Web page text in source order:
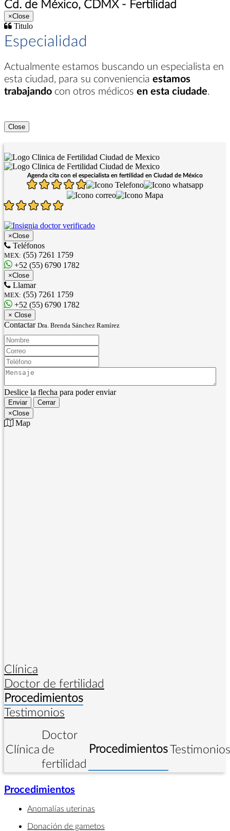
Cd. de México, CDMX - Fertilidad
×Close
Titulo
Especialidad
Actualmente estamos buscando un especialista en
esta ciudad, para su conveniencia estamos
trabajando con otros médicos en esta ciudade.
Close
Agenda cita con el especialista en fertilidad en Ciudad de México
×Close
Teléfonos
MEX: (55) 7261 1759
+52 (55) 6790 1782
×Close
Llamar
MEX: (55) 7261 1759
+52 (55) 6790 1782
× Close
Contactar Dra. Brenda Sánchez Ramírez
Nombre:
Correo:
Teléfono:
Mensaje:
Deslice la flecha para poder enviar
Enviar
Cerrar
×Close
Map
Clínica
Doctor de fertilidad
Procedimientos
Testimonios
Clínica
Doctor
de
fertilidad
ProcedimientosTestimonios
Procedimientos
Anomalías uterinas
Donación de gametos